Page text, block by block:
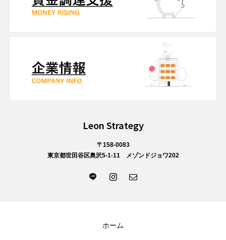
Leon Strategy
〒158-0083
東京都世田谷区奥沢5-1-11 メゾンドジョワ202
ホーム